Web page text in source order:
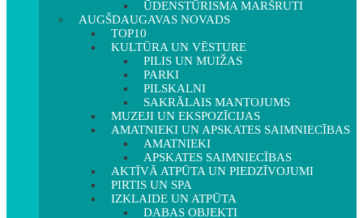
ŪDENSTŪRISMA MARŠRUTI
AUGŠDAUGAVAS NOVADS
TOP10
KULTŪRA UN VĒSTURE
PILIS UN MUIŽAS
PARKI
PILSKALNI
SAKRĀLAIS MANTOJUMS
MUZEJI UN EKSPOZĪCIJAS
AMATNIEKI UN APSKATES SAIMNIECĪBAS
AMATNIEKI
APSKATES SAIMNIECĪBAS
AKTĪVĀ ATPŪTA UN PIEDZĪVOJUMI
PIRTIS UN SPA
IZKLAIDE UN ATPŪTA
DABAS OBJEKTI